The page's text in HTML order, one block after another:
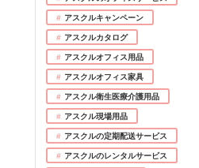
アスクルキャンペーン
アスクルカタログ
アスクルオフィス用品
アスクルオフィス家具
アスクル衛生医療介護用品
アスクル現場用品
アスクルの定期配送サービス
アスクルのレンタルサービス